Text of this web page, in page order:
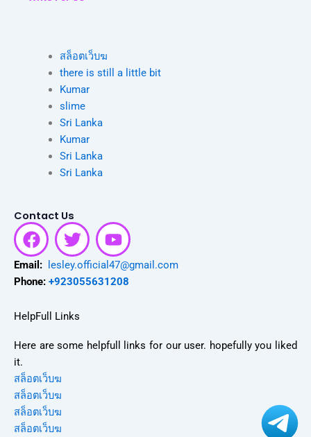
สล็อตเว็บฆ
there is still a little bit
Kumar
slime
Sri Lanka
Kumar
Sri Lanka
Sri Lanka
Contact Us
F
a
c
e
o
k
T
w
i
t
e
Y
o
u
t
Email:
lesley.official47@gmail.com
Phone: +923055631208
HelpFull Links
Here are some helpfull links for our user. hopefully you liked
it.
สล็อตเว็บฆ
สล็อตเว็บฆ
สล็อตเว็บฆ
สล็อตเว็บฆ